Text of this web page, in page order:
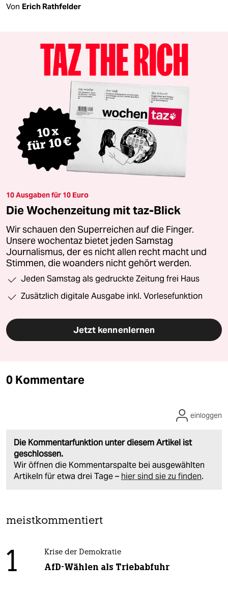
Von Erich Rathfelder
10 Ausgaben für 10 Euro
Die Wochenzeitung mit taz-Blick
Wir schauen den Superreichen auf die Finger.
Unsere wochentaz bietet jeden Samstag
Journalismus, der es nicht allen recht macht und
Stimmen, die woanders nicht gehört werden.
Jeden Samstag als gedruckte Zeitung frei Haus
Zusätzlich digitale Ausgabe inkl. Vorlesefunktion
Jetzt kennenlernen
0 Kommentare
Die Kommentarfunktion unter diesem Artikel ist
geschlossen.
Wir öffnen die Kommentarspalte bei ausgewählten
Artikeln für etwa drei Tage – hier sind sie zu finden.
einloggen
meistkommentiert
1 Krise der Demokratie
AfD-Wählen als Triebabfuhr